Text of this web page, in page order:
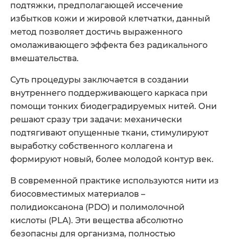
подтяжки, предполагающей иссечение
избытков кожи и жировой клетчатки, данный
метод позволяет достичь выраженного
омолаживающего эффекта без радикального
вмешательства.
Суть процедуры заключается в создании
внутреннего поддерживающего каркаса при
помощи тонких биодеградируемых нитей. Они
решают сразу три задачи: механически
подтягивают опущенные ткани, стимулируют
выработку собственного коллагена и
формируют новый, более молодой контур век.
В современной практике используются нити из
биосовместимых материалов –
полидиоксанона (PDO) и полимолочной
кислоты (PLA). Эти вещества абсолютно
безопасны для организма, полностью